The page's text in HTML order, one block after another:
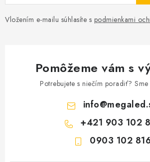
Vložením e-mailu súhlasíte s podmienkami
Pomôžeme vám s
Potrebujete s niečím poradiť? Sme
info@
+421 903 102
0903 102